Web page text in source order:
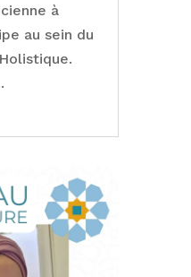
à
au sein du